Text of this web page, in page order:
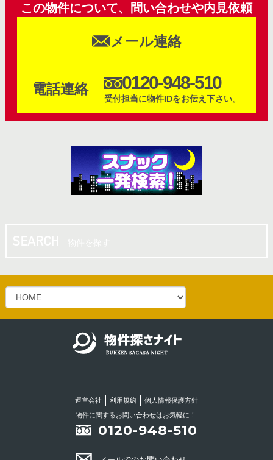
この物件について、問い合わせや内見依頼
メール連絡
電話連絡 0120-948-510
受付担当に物件IDをお伝え下さい。
運営会社 利用規約
個人情報保護方針
物件に関するお問い合わせはお気軽に！
0120-948-510